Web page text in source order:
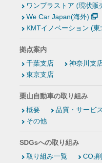
ワンプラストア (現状販
We Car Japan(海外)
KMTイノベーション (
拠点案内
千葉支店
神奈川支
東京支店
栗山自動車の取り組み
概要
品質・サービ
その他
SDGsへの取り組み
取り組み一覧
CO₂